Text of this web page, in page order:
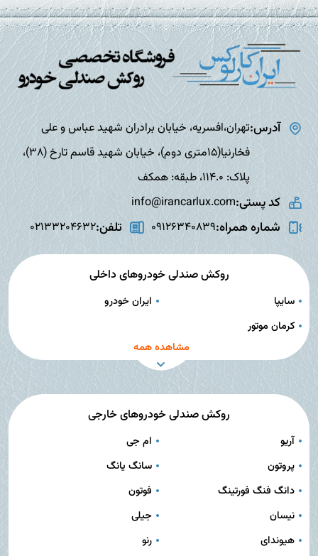
آدرس:تهران،افسریه، خیابان برادران شهید عباس و علی
فخارنیا(15متری دوم)، خیابان شهید قاسم تارخ (38)،
پلاک: 114.0، طبقه: همکف
کد پستی:info@irancarlux.com
شماره همراه:09126340839 تلفن:02133204632
روکش صندلی خودروهای داخلی
سایپا
ایران خودرو
کرمان موتور
مشاهده همه
روکش صندلی خودروهای خارجی
آریو
ام جی
پروتون
سانگ یانگ
دانگ فنگ فورتینگ
فوتون
نیسان
جیلی
هیوندای
رنو